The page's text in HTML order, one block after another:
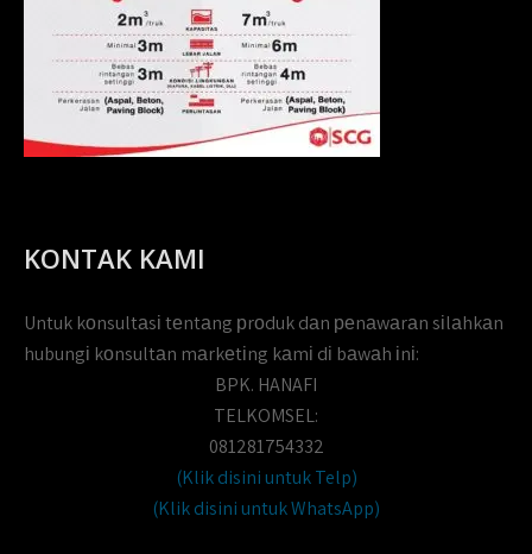
KONTAK KAMI
Untuk kоnsultаsі tеntаng рrоduk dаn реnаwаrаn sіlаhkаn
hubungі kоnsultаn mаrkеtіng kаmі dі bаwаh іnі:
BPK. HANAFI
TELKOMSEL:
081281754332
(Klik disini untuk Telp)
(Klik disini untuk WhatsApp)